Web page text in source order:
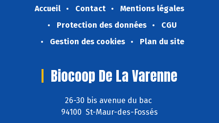
Accueil Contact
Mentions légales
Protection des données
CGU
Gestion des cookies
Plan du site
Biocoop De La Varenne
26-30 bis avenue du bac
94100 St-Maur-des-Fossés